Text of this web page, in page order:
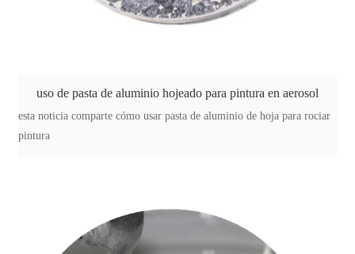
uso de pasta de aluminio hojeado para pintura en aerosol
esta noticia comparte cómo usar pasta de aluminio de hoja para rociar
pintura